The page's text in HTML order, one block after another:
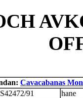
Cavacabanas
S42472/91
hane